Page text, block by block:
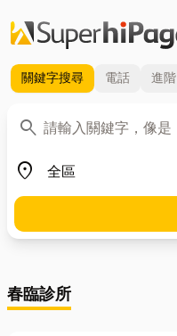
關鍵字搜尋 電話 進階
search
關鍵字
place
地區
春臨診所